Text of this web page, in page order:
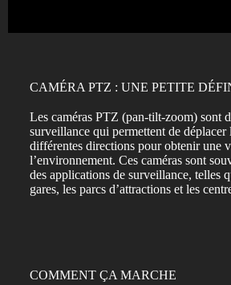
CAMÉRA PTZ​​ : UNE PETITE
Les caméras PTZ (pan-tilt-zoom) sont
surveillance qui permettent de déplacer
différentes directions pour obtenir une
l’environnement. Ces caméras sont
des applications de surveillance, telles
gares, les parcs d’attractions et les
COMMENT ÇA MARCHE​